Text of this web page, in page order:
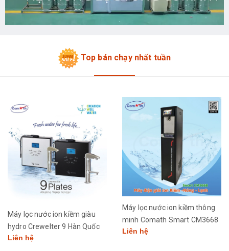
Top bán chạy nhất tuần
Máy lọc nước ion kiềm giàu
hydro Crewelter 9 Hàn Quốc
Liên hệ
Máy lọc nước ion kiềm thông
minh Comath Smart CM3668
Liên hệ